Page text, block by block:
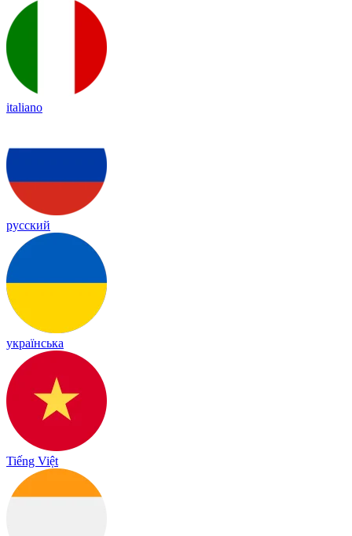
italiano
русский
українська
Tiếng Việt